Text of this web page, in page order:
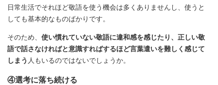
日常生活でそれほど敬語を使う機会は多くありませんし、使うと
しても基本的なものばかりです。
そのため、 使い慣れていない敬語に違和感を感じたり、正しい敬
語で話さなければと意識すればするほど言葉遣いを難しく感じて
しまう 人もいるのではないでしょうか。
④選考に落ち続ける